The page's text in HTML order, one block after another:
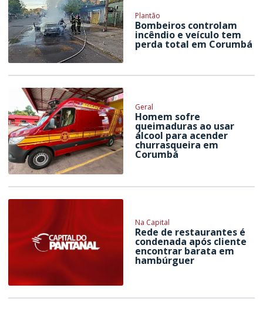
Plantão
Bombeiros controlam
incêndio e veículo tem
perda total em Corumbá
Geral
Homem sofre
queimaduras ao usar
álcool para acender
churrasqueira em
Corumbá
Na Capital
Rede de restaurantes é
condenada após cliente
encontrar barata em
hambúrguer